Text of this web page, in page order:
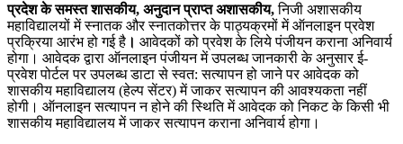
प्रदेश के समस्त शासकीय, अनुदान प्राप्त अशासकीय,निजी अशासकीय
महाविद्यालयों में स्नातक और स्नातकोत्तर के पाठ्यक्रमों में ऑनलाइन प्रवेश
प्रक्रिया आरंभ हो गई है । आवेदकों को प्रवेश के लिये पंजीयन कराना अनिवार्य
होगा। आवेदक द्वारा ऑनलाइन पंजीयन में उपलब्ध जानकारी के अनुसार ई-
प्रवेश पोर्टल पर उपलब्ध डाटा से स्वत: सत्यापन हो जाने पर आवेदक को
शासकीय महाविद्यालय (हेल्प सेंटर) में जाकर सत्यापन की आवश्यकता नहीं
होगी। ऑनलाइन सत्यापन न होने की स्थिति में आवेदक को निकट के किसी भी
शासकीय महाविद्यालय में जाकर सत्यापन कराना अनिवार्य होगा।